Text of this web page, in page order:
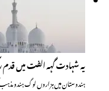
یہ شہادت گہہ الفت میں قدم
ہندوستان میں ہزاروں لوگ ہندو